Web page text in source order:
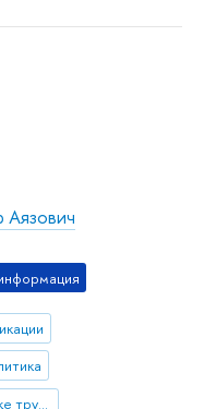
конкуренция на рынке труда